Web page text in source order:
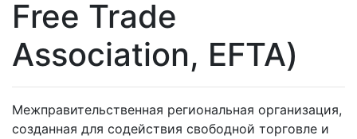
Free Trade
Association, EFTA)
Межправительственная региональная организация,
созданная для содействия свободной торговле и